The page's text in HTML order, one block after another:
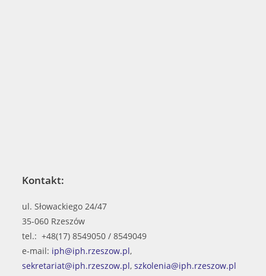
Kontakt:
ul. Słowackiego 24/47
35-060 Rzeszów
tel.: +48(17) 8549050 / 8549049
e-mail: iph@iph.rzeszow.pl,
sekretariat@iph.rzeszow.pl,szkolenia@iph.rzeszow.pl